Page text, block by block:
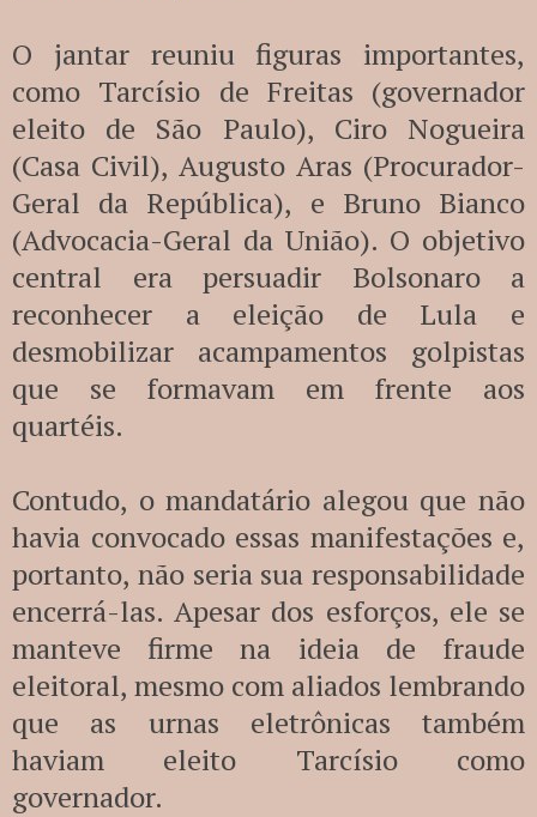
O jantar reuniu figuras importantes,
como Tarcísio de Freitas (governador
eleito de São Paulo), Ciro Nogueira
(Casa Civil), Augusto Aras (Procurador-
Geral da República), e Bruno Bianco
(Advocacia-Geral da União). O objetivo
central era persuadir Bolsonaro a
reconhecer a eleição de Lula e
desmobilizar acampamentos golpistas
que se formavam em frente aos
quartéis.
Contudo, o mandatário alegou que não
havia convocado essas manifestações e,
portanto, não seria sua responsabilidade
encerrá-las. Apesar dos esforços, ele se
manteve firme na ideia de fraude
eleitoral, mesmo com aliados lembrando
que as urnas eletrônicas também
haviam eleito Tarcísio como
governador.